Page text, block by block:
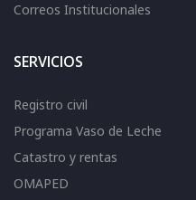
Correos Institucionales
SERVICIOS
Registro civil
Programa Vaso de Leche
Catastro y rentas
OMAPED